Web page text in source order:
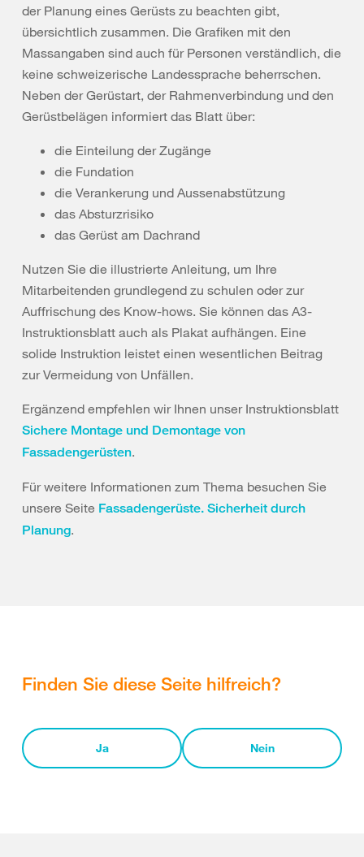
der Planung eines Gerüsts zu beachten gibt,
übersichtlich zusammen. Die Grafiken mit den
Massangaben sind auch für Personen verständlich, die
keine schweizerische Landessprache beherrschen.
Neben der Gerüstart, der Rahmenverbindung und den
Gerüstbelägen informiert das Blatt über:
die Einteilung der Zugänge
die Fundation
die Verankerung und Aussenabstützung
das Absturzrisiko
das Gerüst am Dachrand
Nutzen Sie die illustrierte Anleitung, um Ihre
Mitarbeitenden grundlegend zu schulen oder zur
Auffrischung des Know-hows. Sie können das A3-
Instruktionsblatt auch als Plakat aufhängen. Eine
solide Instruktion leistet einen wesentlichen Beitrag
zur Vermeidung von Unfällen.
Ergänzend empfehlen wir Ihnen unser Instruktionsblatt
Sichere Montage und Demontage von
Fassadengerüsten.
Für weitere Informationen zum Thema besuchen Sie
unsere Seite Fassadengerüste. Sicherheit durch
Planung.
Finden Sie diese Seite hilfreich?
Ja Nein